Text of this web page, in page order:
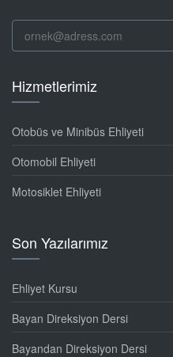
Hizmetlerimiz
Otobüs ve Minibüs Ehliyeti
Otomobil Ehliyeti
Motosiklet Ehliyeti
Son Yazılarımız
Ehliyet Kursu
Bayan Direksiyon Dersi
Bayandan Direksiyon Dersi